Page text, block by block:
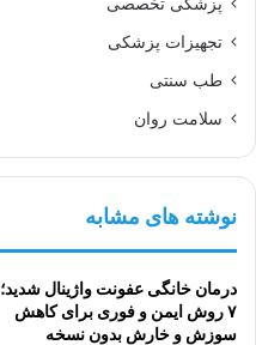
تجهیزات پزشکی
طب سنتی
سلامت روان
نوشته های مشابه
درمان خانگی عفونت واژینال شدید؛
۷ روش ایمن و فوری برای کاهش
سوزش و خارش بدون نسخه